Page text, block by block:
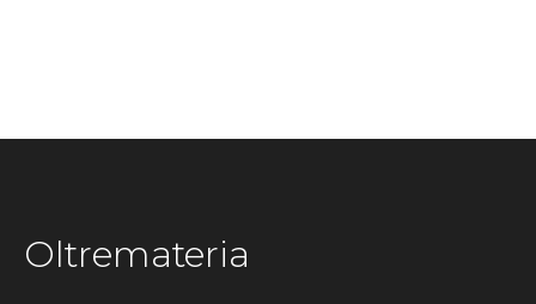
Oltremateria